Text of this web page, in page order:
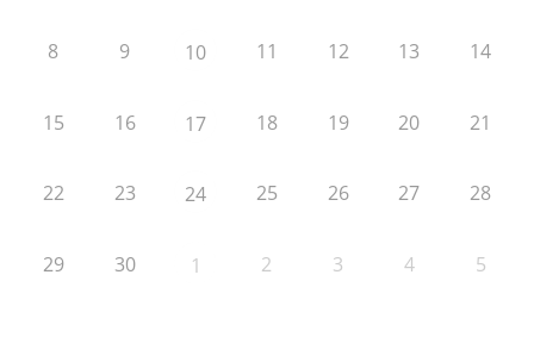
8 9 10 11 12 13 14
15 16 17 18 19 20 21
22 23 24 25 26 27 28
29 30 1 2 3 4 5